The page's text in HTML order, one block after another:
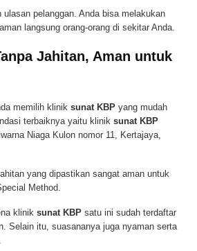
pelanggan. Anda bisa melakukan
langsung orang-orang di sekitar Anda.
Jahitan, Aman untuk
memilih klinik sunat KBP yang mudah
terbaiknya yaitu klinik sunat KBP
Niaga Kulon nomor 11, Kertajaya,
yang dipastikan sangat aman untuk
Method.
klinik sunat KBP satu ini sudah terdaftar
Selain itu, suasananya juga nyaman serta